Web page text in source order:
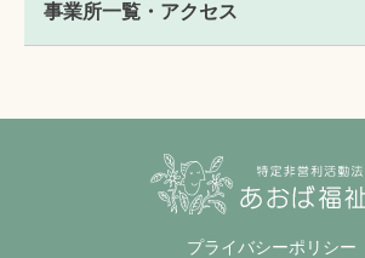
事業所一覧・アクセス
プライバシーポリシー